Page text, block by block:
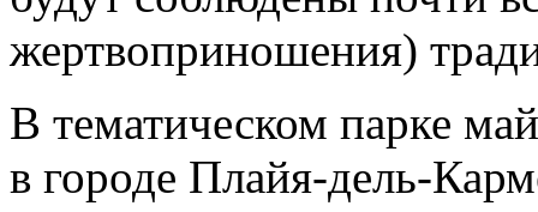
жертвоприношения)
В тематическом парке
в городе Плайя-дель-